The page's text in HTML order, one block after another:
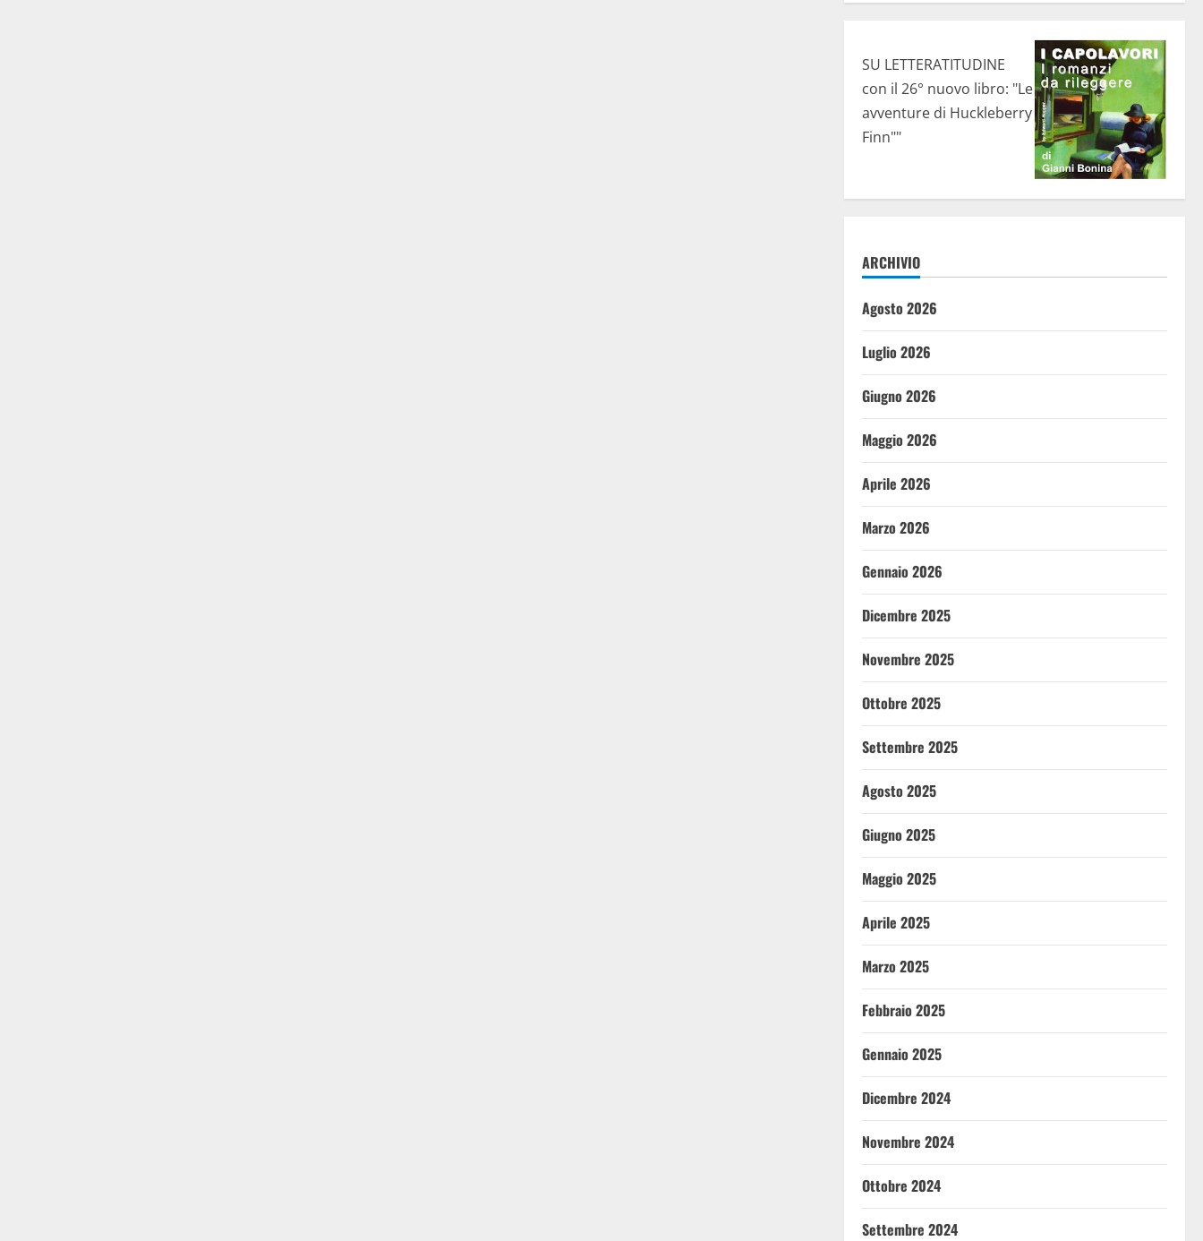
SU LETTERATITUDINE
con il 26° nuovo libro: "Le
avventure di Huckleberry
Finn""
ARCHIVIO
Agosto 2026
Luglio 2026
Giugno 2026
Maggio 2026
Aprile 2026
Marzo 2026
Gennaio 2026
Dicembre 2025
Novembre 2025
Ottobre 2025
Settembre 2025
Agosto 2025
Giugno 2025
Maggio 2025
Aprile 2025
Marzo 2025
Febbraio 2025
Gennaio 2025
Dicembre 2024
Novembre 2024
Ottobre 2024
Settembre 2024